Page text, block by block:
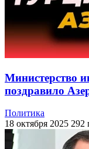
Министерство
поздравило
Политика
18 октября 2025 292